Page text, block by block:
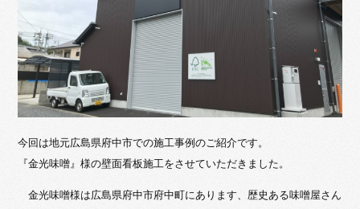
今回は地元広島県府中市での施工事例のご紹介です。
『金光味噌』様の壁面看板施工をさせていただきました。
金光味噌様は広島県府中市府中町にあります、歴史ある味噌屋さん